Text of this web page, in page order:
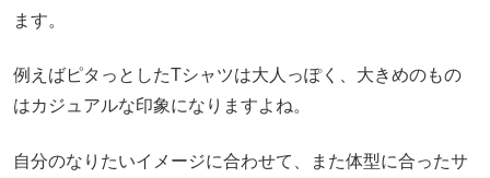
ます。
例えばピタっとしたTシャツは大人っぽく、大きめのもの
はカジュアルな印象になりますよね。
自分のなりたいイメージに合わせて、また体型に合ったサ